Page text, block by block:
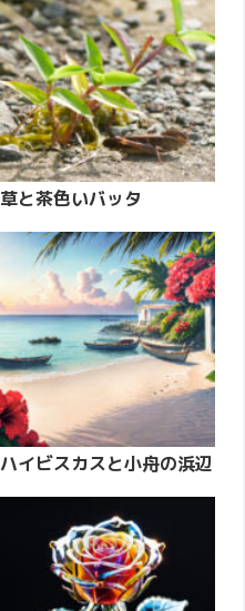
草と茶色いバッタ
ハイビスカスと小舟の浜辺